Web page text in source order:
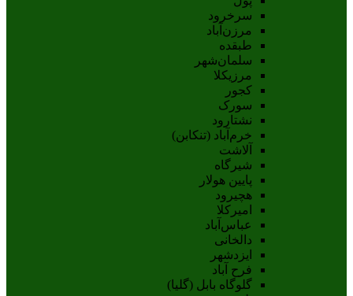
سرخرود
مرزن‌آباد
طبقده
سلمان‌شهر
مرزیکلا
کجور
سورک
نشتارود
خرم‌آباد (تنکابن)
آلاشت
شیرگاه
پایین هولار
هچیرود
امیرکلا
عباس‌آباد
دالخانی
ایزدشهر
فرح آباد
گلوگاه بابل (گلیا)